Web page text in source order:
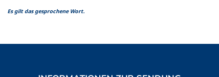
Es gilt das gesprochene Wort.